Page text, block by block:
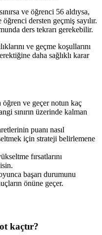
ve öğrenci 56 aldıysa,
dersten geçmiş sayılır.
ders tekrarı gerekebilir.
ve geçme koşullarını
daha sağlıklı karar
ve geçer notun kaç
sınırın üzerinde kalman
puanı nasıl
için strateji belirlemene
fırsatlarını
başarı durumunu
önüne geçer.
kaçtır?